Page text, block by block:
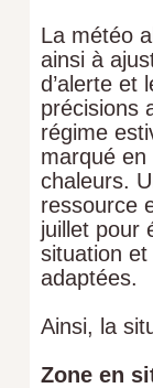
La météo
ainsi à
d’alerte et
précisions
régime
marqué
chaleurs.
ressource
juillet pour
situation
adaptées.
Ainsi, la
Zone en